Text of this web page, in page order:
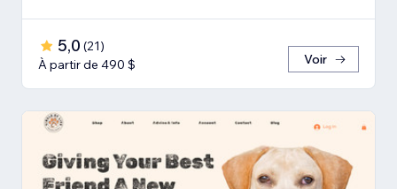
5,0 (21)
À partir de 490 $
Voir